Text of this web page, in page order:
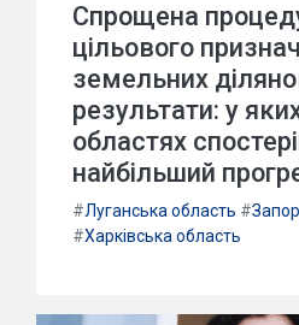
Спрощена
цільового
земельних
результати: у
областях
найбільший
#Луганська область #
#Харківська область